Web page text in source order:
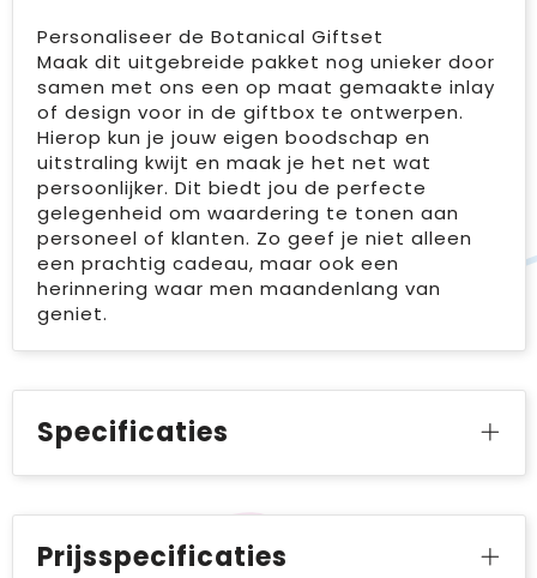
Personaliseer de Botanical Giftset
Maak dit uitgebreide pakket nog unieker door
samen met ons een op maat gemaakte inlay
of design voor in de giftbox te ontwerpen.
Hierop kun je jouw eigen boodschap en
uitstraling kwijt en maak je het net wat
persoonlijker. Dit biedt jou de perfecte
gelegenheid om waardering te tonen aan
personeel of klanten. Zo geef je niet alleen
een prachtig cadeau, maar ook een
herinnering waar men maandenlang van
geniet.
Specificaties
Prijsspecificaties